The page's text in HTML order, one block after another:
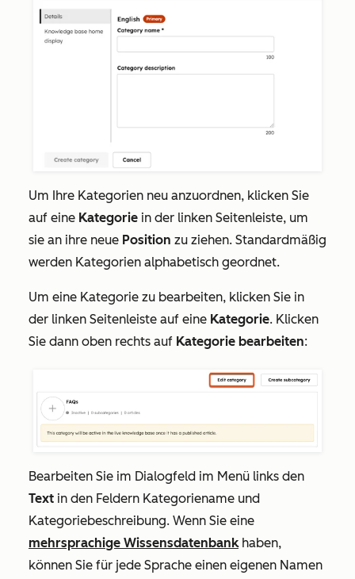
Um Ihre Kategorien neu anzuordnen, klicken Sie
auf eine Kategorie in der linken Seitenleiste, um
sie an ihre neue Position zu ziehen. Standardmäßig
werden Kategorien alphabetisch geordnet.
Um eine Kategorie zu bearbeiten, klicken Sie in
der linken Seitenleiste auf eine Kategorie. Klicken
Sie dann oben rechts auf Kategorie bearbeiten:
Bearbeiten Sie im Dialogfeld im Menü links den
Text in den Feldern Kategoriename und
Kategoriebeschreibung. Wenn Sie eine
mehrsprachige Wissensdatenbankhaben,
können Sie für jede Sprache einen eigenen Namen